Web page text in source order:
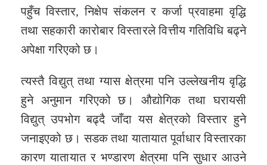
पहुँच विस्तार, निक्षेप संकलन र कर्जा प्रवाहमा वृद्धि
तथा सहकारी कारोबार विस्तारले वित्तीय गतिविधि बढ्ने
अपेक्षा गरिएको छ।
त्यस्तै विद्युत् तथा ग्यास क्षेत्रमा पनि उल्लेखनीय वृद्धि
हुने अनुमान गरिएको छ। औद्योगिक तथा घरायसी
विद्युत् उपभोग बढ्दै जाँदा यस क्षेत्रको विस्तार हुने
जनाइएको छ। सडक तथा यातायात पूर्वाधार विस्तारका
कारण यातायात र भण्डारण क्षेत्रमा पनि सुधार आउने